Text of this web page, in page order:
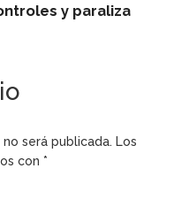
y paraliza
será publicada. Los
con *